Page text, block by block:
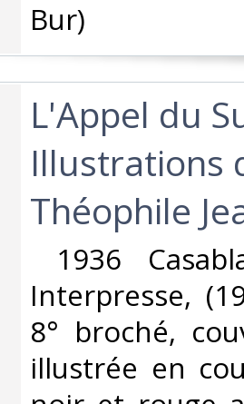
Bur) ‎
‎L'Appel du
Illustrations
Théophile
1936
Interpresse,
8° broché,
illustrée en